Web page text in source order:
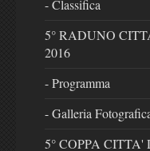
- Classifica
5° RADUNO
2016
- Programma
- Galleria
5° COPPA CITTA'